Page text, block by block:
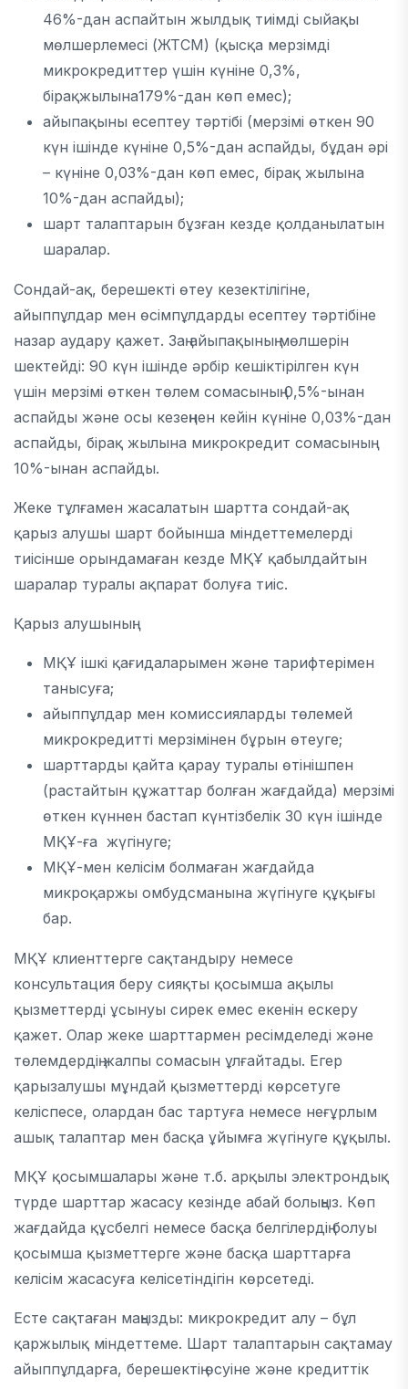
46%-дан аспайтын жылдық тиімді сыйақы
мөлшерлемесі (ЖТСМ) (қысқа мерзімді
микрокредиттер үшін күніне 0,3%,
бірақжылына179%-дан көп емес);
айыпақыны есептеу тәртібі (мерзімі өткен 90
күн ішінде күніне 0,5%-дан аспайды, бұдан әрі
– күніне 0,03%-дан көп емес, бірақ жылына
10%-дан аспайды);
шарт талаптарын бұзған кезде қолданылатын
шаралар.
Сондай-ақ, берешекті өтеу кезектілігіне,
айыппұлдар мен өсімпұлдарды есептеу тәртібіне
назар аудару қажет. Заң айыпақының мөлшерін
шектейді: 90 күн ішінде әрбір кешіктірілген күн
үшін мерзімі өткен төлем сомасының 0,5%-ынан
аспайды және осы кезеңнен кейін күніне 0,03%-дан
аспайды, бірақ жылына микрокредит сомасының
10%-ынан аспайды.
Жеке тұлғамен жасалатын шартта сондай-ақ
қарыз алушы шарт бойынша міндеттемелерді
тиісінше орындамаған кезде МҚҰ қабылдайтын
шаралар туралы ақпарат болуға тиіс.
Қарыз алушының:
МҚҰ ішкі қағидаларымен және тарифтерімен
танысуға;
айыппұлдар мен комиссияларды төлемей
микрокредитті мерзімінен бұрын өтеуге;
шарттарды қайта қарау туралы өтінішпен
(растайтын құжаттар болған жағдайда) мерзімі
өткен күннен бастап күнтізбелік 30 күн ішінде
МҚҰ-ға жүгінуге;
МҚҰ-мен келісім болмаған жағдайда
микроқаржы омбудсманына жүгінуге құқығы
бар.
МҚҰ клиенттерге сақтандыру немесе
консультация беру сияқты қосымша ақылы
қызметтерді ұсынуы сирек емес екенін ескеру
қажет. Олар жеке шарттармен ресімделеді және
төлемдердің жалпы сомасын ұлғайтады. Егер
қарызалушы мұндай қызметтерді көрсетуге
келіспесе, олардан бас тартуға немесе неғұрлым
ашық талаптар мен басқа ұйымға жүгінуге құқылы.
МҚҰ қосымшалары және т.б. арқылы электрондық
түрде шарттар жасасу кезінде абай болыңыз. Көп
жағдайда құсбелгі немесе басқа белгілердің болуы
қосымша қызметтерге және басқа шарттарға
келісім жасасуға келісетіндігін көрсетеді.
Есте сақтаған маңызды: микрокредит алу – бұл
қаржылық міндеттеме. Шарт талаптарын сақтамау
айыппұлдарға, берешектің өсуіне және кредиттік